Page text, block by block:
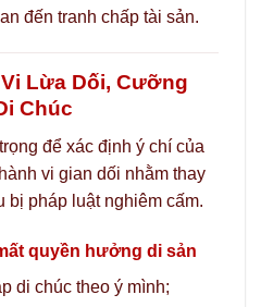
đến tranh chấp tài sản.
Lừa Dối, Cưỡng
Chúc
để xác định ý chí của
vi gian dối nhằm thay
bị pháp luật nghiêm cấm.
quyền hưởng di sản
di chúc theo ý mình;